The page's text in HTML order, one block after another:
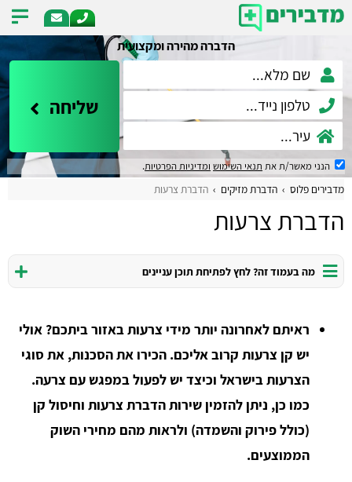
הדברה מהירה ומקצועית
שליחה
הנני מאשר/ת את תנאי השימוש ומדיניות הפרטיות.
מדבירים פלוס הדברת מזיקים הדברת צרעות
הדברת צרעות
מה בעמוד זה? לחץ לפתיחת תוכן עניינים
ראיתם לאחרונה יותר מידי צרעות באזור ביתכם? אולי
יש קן צרעות קרוב אליכם. הכירו את הסכנות, את סוגי
הצרעות בישראל וכיצד יש לפעול במפגש עם צרעה.
כמו כן, ניתן להזמין שירות הדברת צרעות וחיסול קן
(כולל פירוק והשמדה) ולראות מהם מחירי השוק
הממוצעים.